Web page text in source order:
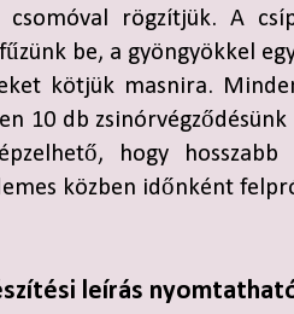
csomóval rögzítjük. A
be, a gyöngyökkel
kötjük masnira.
10 db
hogy
közben időnként
leírás